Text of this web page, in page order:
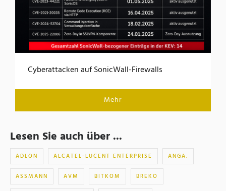
Cyberattacken auf SonicWall-Firewalls
Mehr
Lesen Sie auch über ...
ADLON ALCATEL-LUCENT ENTERPRISE ANGA.
ASSMANN AVM BITKOM BREKO